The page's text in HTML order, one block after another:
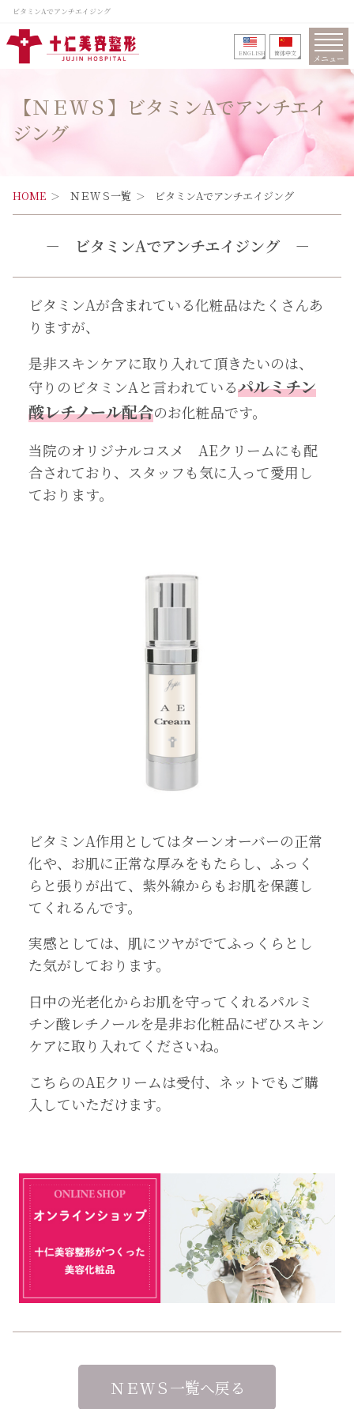
ビタミンAでアンチエイジング
ENGLISH 筒体中文 メニュー
【ＮＥＷＳ】ビタミンAでアンチエイ
ジング
HOME ＮＥＷＳ一覧 ビタミンAでアンチエイジング
－ ビタミンAでアンチエイジング －
ビタミンAが含まれている化粧品はたくさんあ
りますが、
是非スキンケアに取り入れて頂きたいのは、
守りのビタミンAと言われているパルミチン
酸レチノール配合のお化粧品です。
当院のオリジナルコスメ AEクリームにも配
合されており、スタッフも気に入って愛用し
ております。
ビタミンA作用としてはターンオーバーの正常
化や、お肌に正常な厚みをもたらし、ふっく
らと張りが出て、紫外線からもお肌を保護し
てくれるんです。
実感としては、肌にツヤがでてふっくらとし
た気がしております。
日中の光老化からお肌を守ってくれるパルミ
チン酸レチノールを是非お化粧品にぜひスキン
ケアに取り入れてくださいね。
こちらのAEクリームは受付、ネットでもご購
入していただけます。
ＮＥＷＳ一覧へ戻る